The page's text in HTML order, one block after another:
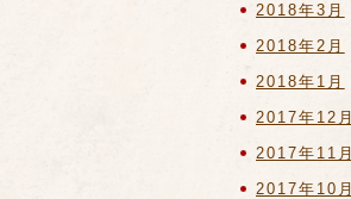
2018年3月
2018年2月
2018年1月
2017年12月
2017年11月
2017年10月